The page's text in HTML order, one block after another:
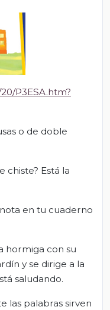
P3ESA.htm?
o de doble
chiste? Está la
en tu cuaderno
hormiga con su
y se dirige a la
saludando.
las palabras sirven